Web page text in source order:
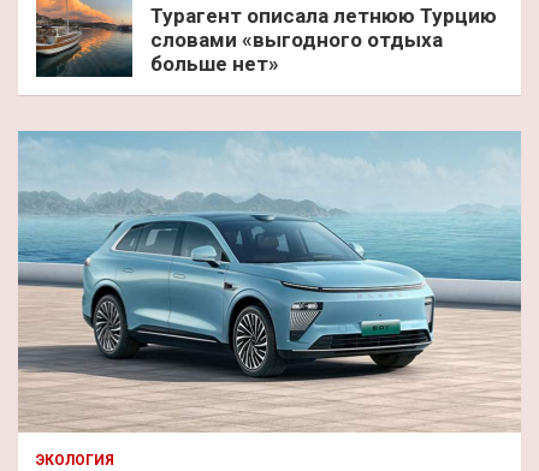
Турагент описала летнюю Турцию
словами «выгодного отдыха
больше нет»
ЭКОЛОГИЯ